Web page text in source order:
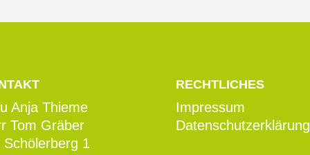
Anja Thieme
Tom Gräber
Schölerberg 1
RECHTLICHES
Impressum
Datenschutzerklärung